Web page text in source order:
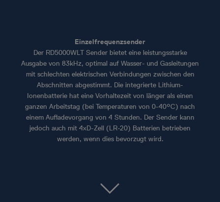
Einzelfrequenzsender
Der RD5000WLT Sender bietet eine leistungsstarke
Ausgabe von 83kHz, optimal auf Wasser- und Gasleitungen
mit schlechten elektrischen Verbindungen zwischen den
Abschnitten abgestimmt. Die integrierte Lithium-
Ionenbatterie hat eine Vorhaltezeit von länger als einen
ganzen Arbeitstag (bei Temperaturen von 0-40°C) nach
einem Aufladevorgang von 4 Stunden. Der Sender kann
jedoch auch mit 4xD-Zell (LR-20) Batterien betrieben
werden, wenn dies bevorzugt wird.